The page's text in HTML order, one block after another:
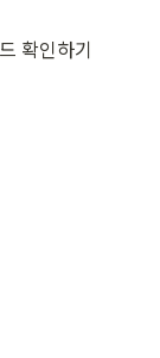
확인하기